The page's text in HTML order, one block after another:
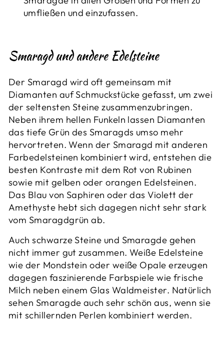
umfließen und einzufassen.
Smaragd und andere Edelsteine
Der Smaragd wird oft gemeinsam mit
Diamanten auf Schmuckstücke gefasst, um zwei
der seltensten Steine zusammenzubringen.
Neben ihrem hellen Funkeln lassen Diamanten
das tiefe Grün des Smaragds umso mehr
hervortreten. Wenn der Smaragd mit anderen
Farbedelsteinen kombiniert wird, entstehen die
besten Kontraste mit dem Rot von Rubinen
sowie mit gelben oder orangen Edelsteinen.
Das Blau von Saphiren oder das Violett der
Amethyste hebt sich dagegen nicht sehr stark
vom Smaragdgrün ab.
Auch schwarze Steine und Smaragde gehen
nicht immer gut zusammen. Weiße Edelsteine
wie der Mondstein oder weiße Opale erzeugen
dagegen faszinierende Farbspiele wie frische
Milch neben einem Glas Waldmeister. Natürlich
sehen Smaragde auch sehr schön aus, wenn sie
mit schillernden Perlen kombiniert werden.